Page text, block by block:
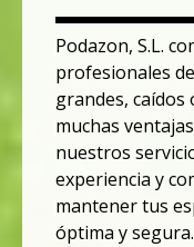
Podazon, S.L.
profesionales de
grandes, caídos
muchas
nuestros
experiencia y
mantener tus
óptima y segura.